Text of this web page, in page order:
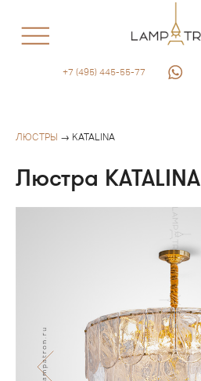
+7 (495) 445-55-77
ЛЮСТРЫ → KATALINA
Люстра KATALINA